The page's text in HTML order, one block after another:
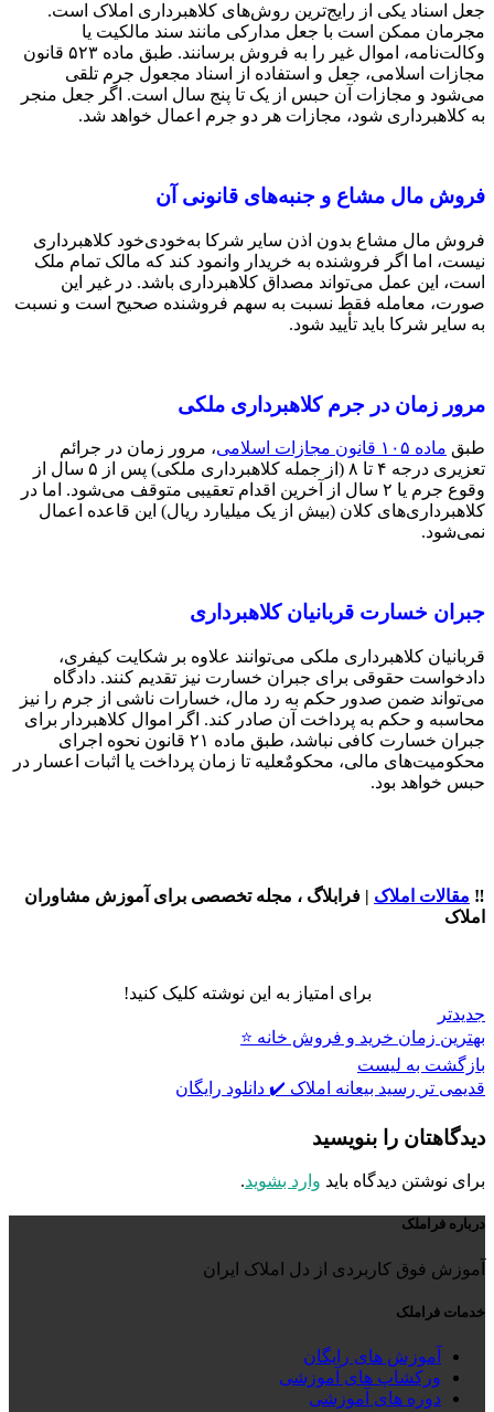
جعل اسناد یکی از رایج‌ترین روش‌های کلاهبرداری املاک است.
مجرمان ممکن است با جعل مدارکی مانند سند مالکیت یا
وکالت‌نامه، اموال غیر را به فروش برسانند. طبق ماده ۵۲۳ قانون
مجازات اسلامی، جعل و استفاده از اسناد مجعول جرم تلقی
می‌شود و مجازات آن حبس از یک تا پنج سال است. اگر جعل منجر
به کلاهبرداری شود، مجازات هر دو جرم اعمال خواهد شد.
فروش مال مشاع و جنبه‌های قانونی آن
فروش مال مشاع بدون اذن سایر شرکا به‌خودی‌خود کلاهبرداری
نیست، اما اگر فروشنده به خریدار وانمود کند که مالک تمام ملک
است، این عمل می‌تواند مصداق کلاهبرداری باشد. در غیر این
صورت، معامله فقط نسبت به سهم فروشنده صحیح است و نسبت
به سایر شرکا باید تأیید شود.
مرور زمان در جرم کلاهبرداری ملکی
طبق ماده ۱۰۵ قانون مجازات اسلامی
، مرور زمان در جرائم
تعزیری درجه ۴ تا ۸ (از جمله کلاهبرداری ملکی) پس از ۵ سال از
وقوع جرم یا ۲ سال از آخرین اقدام تعقیبی متوقف می‌شود. اما در
کلاهبرداری‌های کلان (بیش از یک میلیارد ریال) این قاعده اعمال
نمی‌شود.
جبران خسارت قربانیان کلاهبرداری
قربانیان کلاهبرداری ملکی می‌توانند علاوه بر شکایت کیفری،
دادخواست حقوقی برای جبران خسارت نیز تقدیم کنند. دادگاه
می‌تواند ضمن صدور حکم به رد مال، خسارات ناشی از جرم را نیز
محاسبه و حکم به پرداخت آن صادر کند. اگر اموال کلاهبردار برای
جبران خسارت کافی نباشد، طبق ماده ۲۱ قانون نحوه اجرای
محکومیت‌های مالی، محکومٌعلیه تا زمان پرداخت یا اثبات اعسار در
حبس خواهد بود.
‼️ مقالات املاک | فرابلاگ ، مجله تخصصی برای آموزش مشاوران
املاک
برای امتیاز به این نوشته کلیک کنید!
جدیدتر
بهترین زمان خرید و فروش خانه ⭐️
بازگشت به لیست
قدیمی تر رسید بیعانه املاک ✔️ دانلود رایگان
دیدگاهتان را بنویسید
برای نوشتن دیدگاه باید وارد بشوید.
درباره فراملک
آموزش فوق کاربردی از دل املاک ایران
خدمات فراملک
آموزش های رایگان
ورکشاپ های آموزشی
دوره های آموزشی